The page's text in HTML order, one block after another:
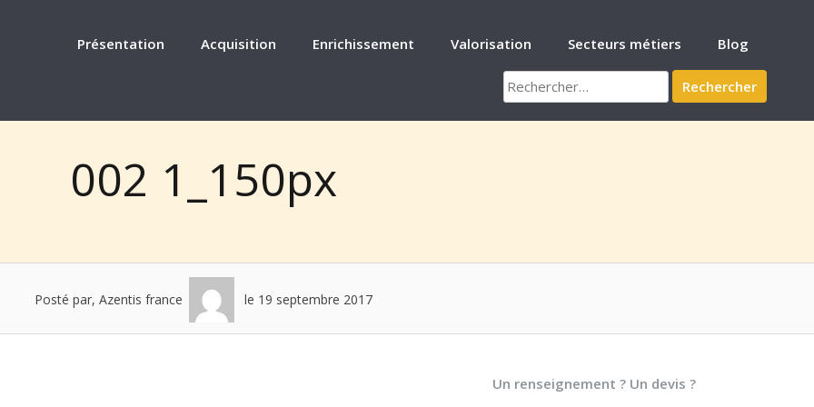
Présentation Acquisition Enrichissement Valorisation Secteurs métiers Blog
Rechercher :
002 1_150px
Posté par, Azentis france le 19 septembre 2017
Un renseignement ? Un devis ?